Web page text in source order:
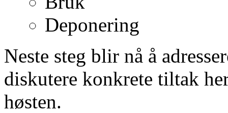
Deponering
Neste steg blir nå å
diskutere konkrete tiltak
høsten.